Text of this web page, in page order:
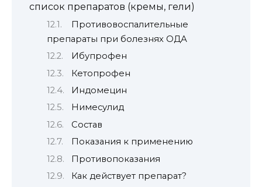
список препаратов (кремы, гели)
Противовоспалительные
препараты при болезнях ОДА
Ибупрофен
Кетопрофен
Индомецин
Нимесулид
Состав
Показания к применению
Противопоказания
Как действует препарат?